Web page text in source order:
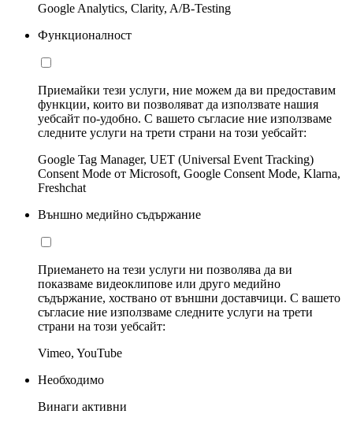
Google Analytics, Clarity, A/B-Testing
Функционалност
Приемайки тези услуги, ние можем да ви предоставим
функции, които ви позволяват да използвате нашия
уебсайт по-удобно. С вашето съгласие ние използваме
следните услуги на трети страни на този уебсайт:
Google Tag Manager, UET (Universal Event Tracking)
Consent Mode от Microsoft, Google Consent Mode, Klarna,
Freshchat
Външно медийно съдържание
Приемането на тези услуги ни позволява да ви
показваме видеоклипове или друго медийно
съдържание, хоствано от външни доставчици. С вашето
съгласие ние използваме следните услуги на трети
страни на този уебсайт:
Vimeo, YouTube
Необходимо
Винаги активни